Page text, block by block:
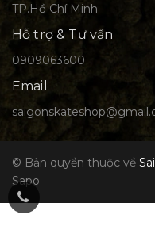
TP.Hồ Chí Minh
Hỗ trợ & Tư vấn
0909063600
Email
© Bản quyền thuộc về
Sapo